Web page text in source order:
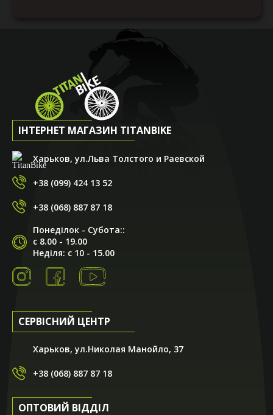
ІНТЕРНЕТ МАГАЗИН TITANBIKE
Харьков, ул.Льва Толстого и Раевской
+38 (099) 424 13 52
+38 (068) 887 87 18
Понеділок - Субота::
с 8.00 - 19.00
Неділя: с 10 - 15.00
СЕРВІСНИЙ ЦЕНТР
Харьков, ул.Николая Манойло, 37
+38 (068) 887 87 18
ОПТОВИЙ ВІДДІЛ